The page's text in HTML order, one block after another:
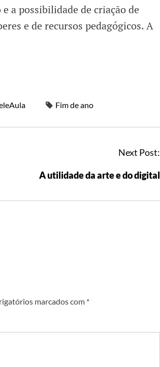
a possibilidade de criação de
e de recursos pedagógicos. A
Fim de ano
Next Post:
A utilidade da arte e do digital
marcados com *